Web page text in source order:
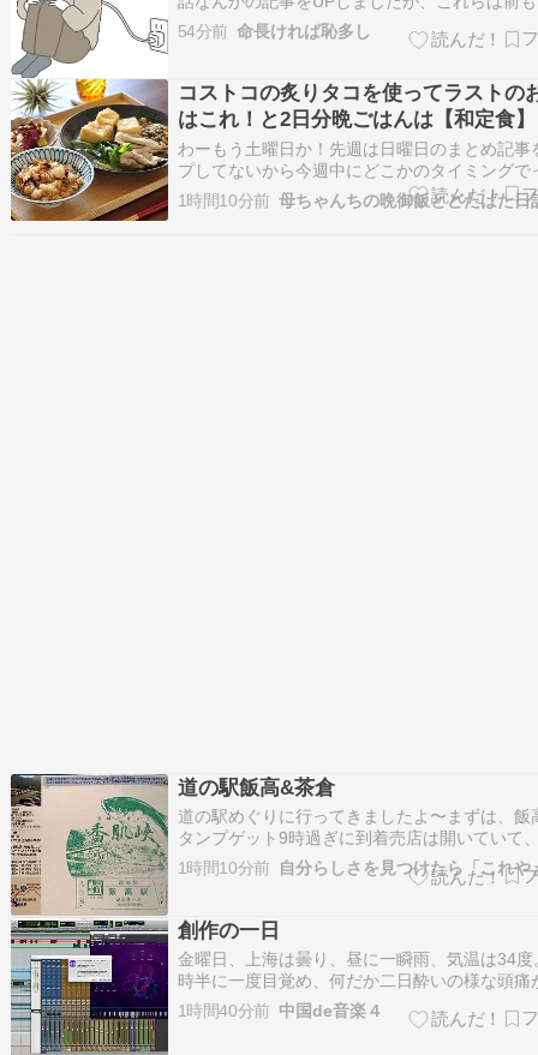
トックしていたものでした。 それを少しずつ
記事のストックがゼロになりました。 気分が
なったり気分が乗らなかったりする…
54分前 命長ければ恥多し
コストコの炙りタコを使ってラストの
はこれ！と2日分晩ごはんは【和定食
【スパイスキーマカレー】
わーもう土曜日か！先週は日曜日のまとめ記事
プしてないから今週中にどこかのタイミングで
ってたのに全然時間無かった????今週は借り
ページもまだ開いていないし、やることいっぱ
1時間10分前 母ちゃんちの晩御飯とどたばた日
道の駅飯高&茶倉
道の駅めぐりに行ってきましたよ〜まずは、飯
タンプゲット9時過ぎに到着売店は開いていて
ングの人たちでおおにぎわい品揃えもなかなか
たですが、外のトイレが…10時まで館内のトイ
張り放題、カメムシ臭い、でひどかっ…
1時間10分前
創作の一日
金曜日、上海は曇り、昼に一瞬雨、気温は34度
時半に一度目覚め、何だか二日酔いの様な頭痛
ので、ハイチオールCを2錠だけ飲んでまた二
に目覚めたのは午前10時。いやはや…寝過ぎで
1時間40分前 中国de音楽４